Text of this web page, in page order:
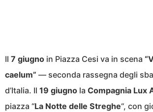
Il 7 giugno in Piazza Cesi va in scena
caelum” — seconda rassegna degli
d’Italia. Il 19 giugno la Compagnia Lux
piazza “La Notte delle Streghe“, con